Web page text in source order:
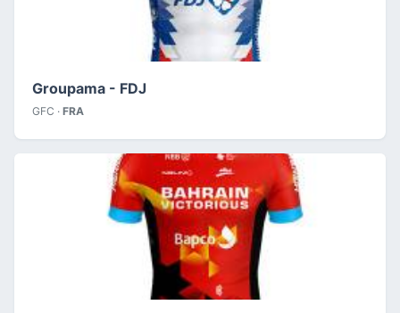
Groupama - FDJ
GFC · FRA